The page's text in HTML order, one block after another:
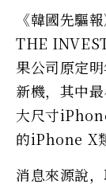
《韓國先驅
THE
果公司原定
新機，其中
大尺寸
的iPhone X
消息來源說